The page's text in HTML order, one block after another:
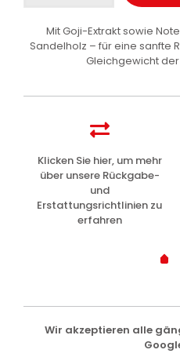
Beeren
und
300
Mit Goji-Extrakt sowie
Sandelholz – für eine sanfte
Gleichgewicht
Klicken Sie hier, um mehr
über unsere Rückgabe-
und
Erstattungsrichtlinien zu
erfahren
Wir akzeptieren alle